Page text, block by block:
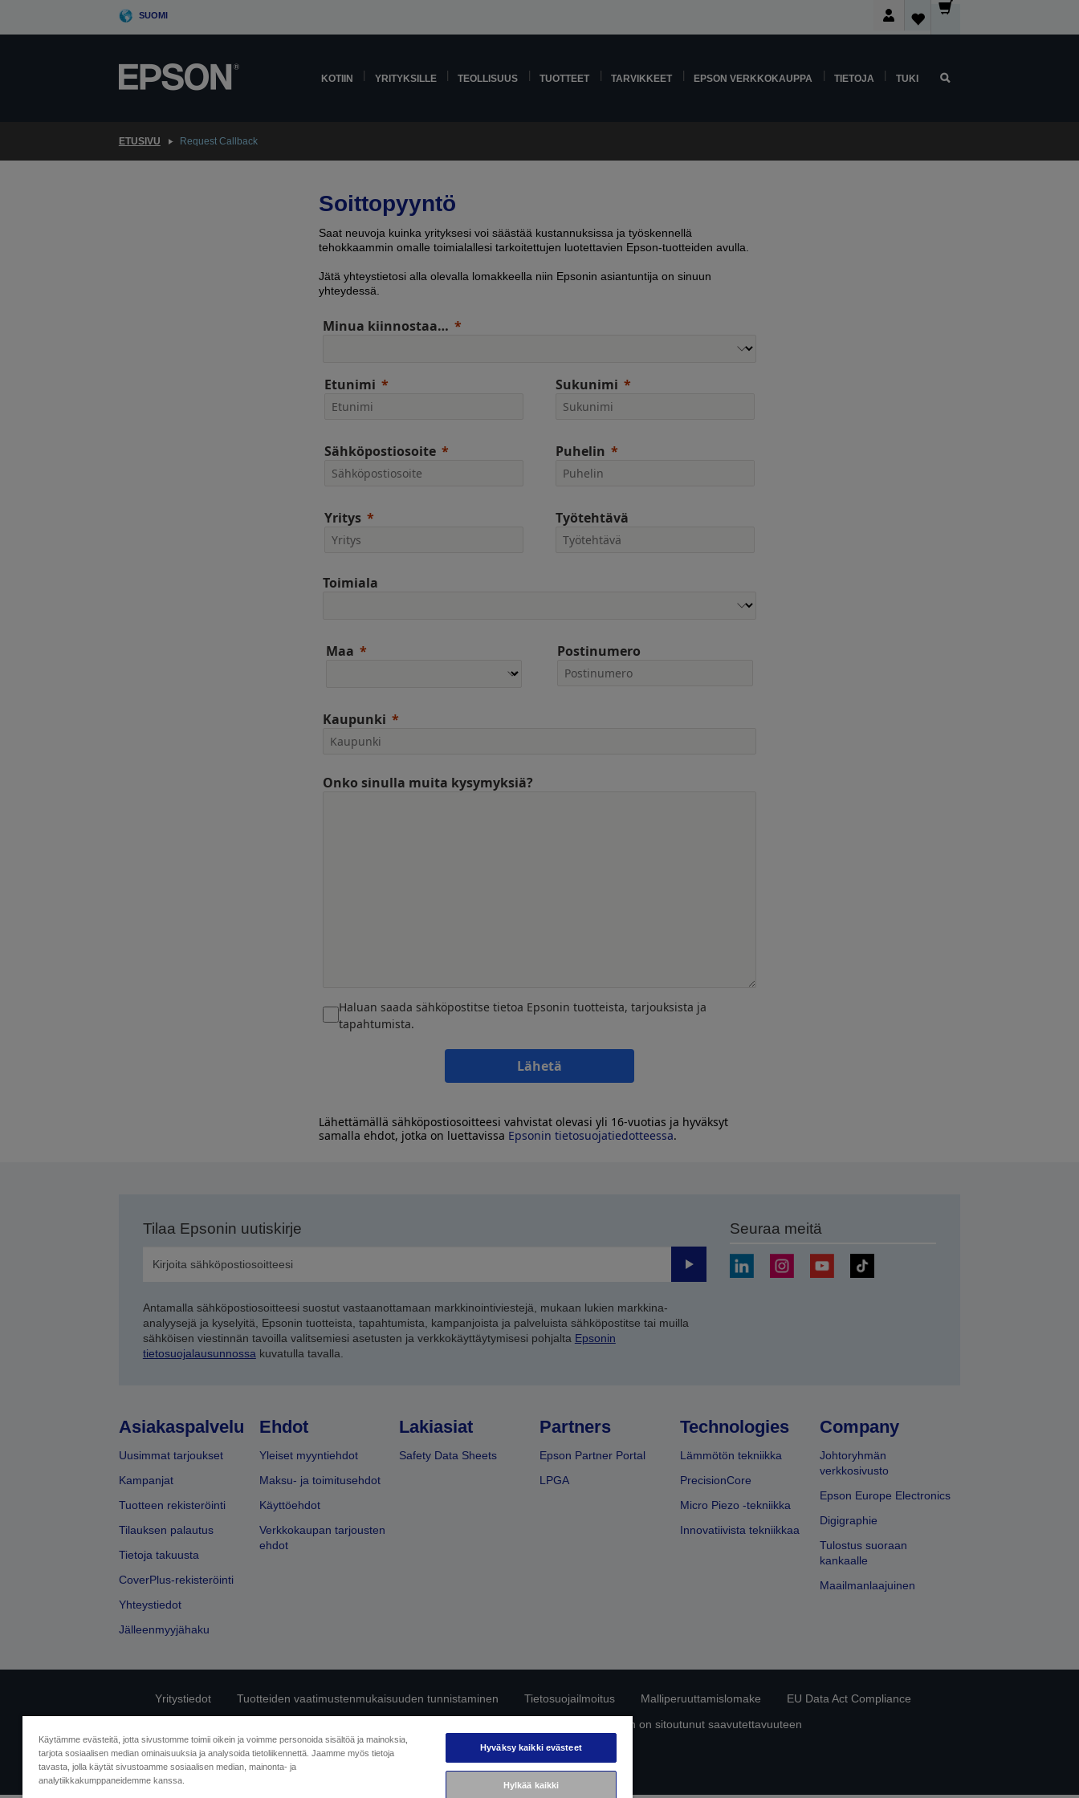
SUOMI
KOTIIN YRITYKSILLE TEOLLISUUS TUOTTEET TARVIKKEET EPSON VERKKOKAUPPA TIETOJA TUKI
ETUSIVU Request Callback
Soittopyyntö
Saat neuvoja kuinka yrityksesi voi säästää kustannuksissa ja työskennellä
tehokkaammin omalle toimialallesi tarkoitettujen luotettavien Epson-tuotteiden avulla.
Jätä yhteystietosi alla olevalla lomakkeella niin Epsonin asiantuntija on sinuun
yhteydessä.
Minua kiinnostaa…
Etunimi Sukunimi
Sähköpostiosoite Puhelin
Yritys Työtehtävä
Toimiala
Maa Postinumero
Kaupunki
Onko sinulla muita kysymyksiä?
Haluan saada sähköpostitse tietoa Epsonin tuotteista, tarjouksista ja
tapahtumista.
Lähetä
Lähettämällä sähköpostiosoitteesi vahvistat olevasi yli 16-vuotias ja hyväksyt
samalla ehdot, jotka on luettavissa Epsonin tietosuojatiedotteessa.
Tilaa Epsonin uutiskirje
Lähetä
Antamalla sähköpostiosoitteesi suostut vastaanottamaan markkinointiviestejä, mukaan lukien markkina-
analyysejä ja kyselyitä, Epsonin tuotteista, tapahtumista, kampanjoista ja palveluista sähköpostitse tai muilla
sähköisen viestinnän tavoilla valitsemiesi asetusten ja verkkokäyttäytymisesi pohjalta Epsonin
tietosuojalausunnossa kuvatulla tavalla.
Seuraa meitä
Asiakaspalvelu
Uusimmat tarjoukset
Kampanjat
Tuotteen rekisteröinti
Tilauksen palautus
Tietoja takuusta
CoverPlus-rekisteröinti
Yhteystiedot
Jälleenmyyjähaku
Ehdot
Yleiset myyntiehdot
Maksu- ja toimitusehdot
Käyttöehdot
Verkkokaupan tarjousten
ehdot
Lakiasiat
Safety Data Sheets
Partners
Epson Partner Portal
LPGA
Technologies
Lämmötön tekniikka
PrecisionCore
Micro Piezo -tekniikka
Innovatiivista tekniikkaa
Company
Johtoryhmän
verkkosivusto
Epson Europe Electronics
Digigraphie
Tulostus suoraan
kankaalle
Maailmanlaajuinen
Yritystiedot Tuotteiden vaatimustenmukaisuuden tunnistaminen Tietosuojailmoitus Malliperuuttamislomake
EU Data Act Compliance
Epson on sitoutunut saavutettavuuteen
Käytämme evästeitä, jotta sivustomme toimii oikein ja voimme personoida sisältöä ja mainoksia,
tarjota sosiaalisen median ominaisuuksia ja analysoida tietoliikennettä. Jaamme myös tietoja
tavasta, jolla käytät sivustoamme sosiaalisen median, mainonta- ja
analytiikkakumppaneidemme kanssa.
Hyväksy kaikki evästeet
Hylkää kaikki